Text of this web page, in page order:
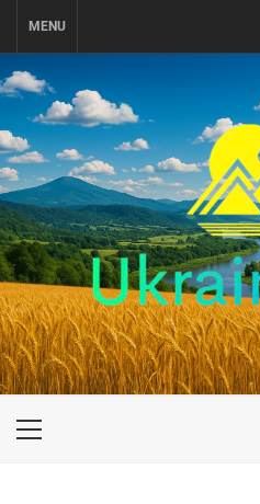
MENU
UKRAINE-IS
ПОДОРОЖI ПО УКРАЇНІ
Primary